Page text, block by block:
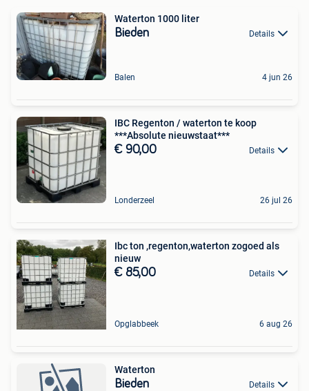
Waterton 1000 liter
Bieden Details
Balen 4 jun 26
IBC Regenton / waterton te koop
***Absolute nieuwstaat***
€ 90,00 Details
Londerzeel 26 jul 26
Ibc ton ,regenton,waterton zogoed als
nieuw
€ 85,00 Details
Opglabbeek 6 aug 26
Waterton
Bieden Details